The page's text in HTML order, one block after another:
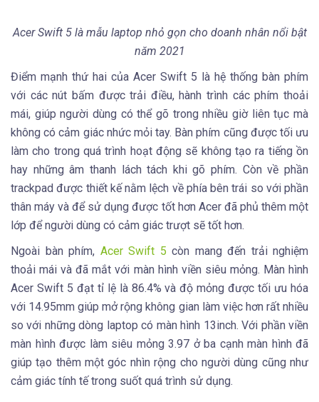
Acer Swift 5 là mẫu laptop nhỏ gọn cho doanh nhân nổi bật
năm 2021
Điểm mạnh thứ hai của Acer Swift 5 là hệ thống bàn phím
với các nút bấm được trải điều, hành trình các phím thoải
mái, giúp người dùng có thể gõ trong nhiều giờ liên tục mà
không có cảm giác nhức mỏi tay. Bàn phím cũng được tối ưu
làm cho trong quá trình hoạt động sẽ không tạo ra tiếng ồn
hay những âm thanh lách tách khi gõ phím. Còn về phần
trackpad được thiết kế nằm lệch về phía bên trái so với phần
thân máy và để sử dụng được tốt hơn Acer đã phủ thêm một
lớp để người dùng có cảm giác trượt sẽ tốt hơn.
Ngoài bàn phím, Acer Swift 5 còn mang đến trải nghiệm
thoải mái và đã mắt với màn hình viền siêu mỏng. Màn hình
Acer Swift 5 đạt tỉ lệ là 86.4% và độ mỏng được tối ưu hóa
với 14.95mm giúp mở rộng không gian làm việc hơn rất nhiều
so với những dòng laptop có màn hình 13inch. Với phần viền
màn hình được làm siêu mỏng 3.97 ở ba cạnh màn hình đã
giúp tạo thêm một góc nhìn rộng cho người dùng cũng như
cảm giác tính tế trong suốt quá trình sử dụng.